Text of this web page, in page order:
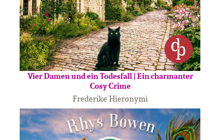
Vier Damen und ein Todesfall | Ein charmanter
Cosy Crime
Frederike Hieronymi